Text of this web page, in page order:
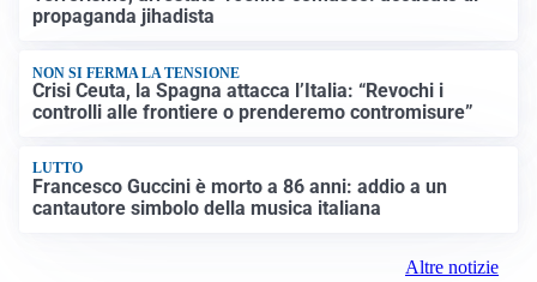
propaganda jihadista
NON SI FERMA LA TENSIONE
Crisi Ceuta, la Spagna attacca l’Italia: “Revochi i
controlli alle frontiere o prenderemo contromisure”
LUTTO
Francesco Guccini è morto a 86 anni: addio a un
cantautore simbolo della musica italiana
Altre notizie